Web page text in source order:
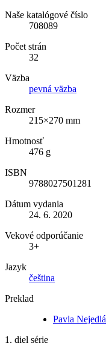
Naše katalógové číslo
708089
Počet strán
32
Väzba
pevná väzba
Rozmer
215×270 mm
Hmotnosť
476 g
ISBN
9788027501281
Dátum vydania
24. 6. 2020
Vekové odporúčanie
3+
Jazyk
čeština
Preklad
Pavla Nejedlá
1. diel série